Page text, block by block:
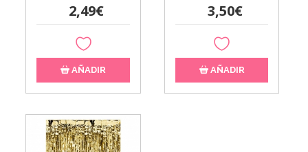
2,49€
AÑADIR
3,50€
AÑADIR